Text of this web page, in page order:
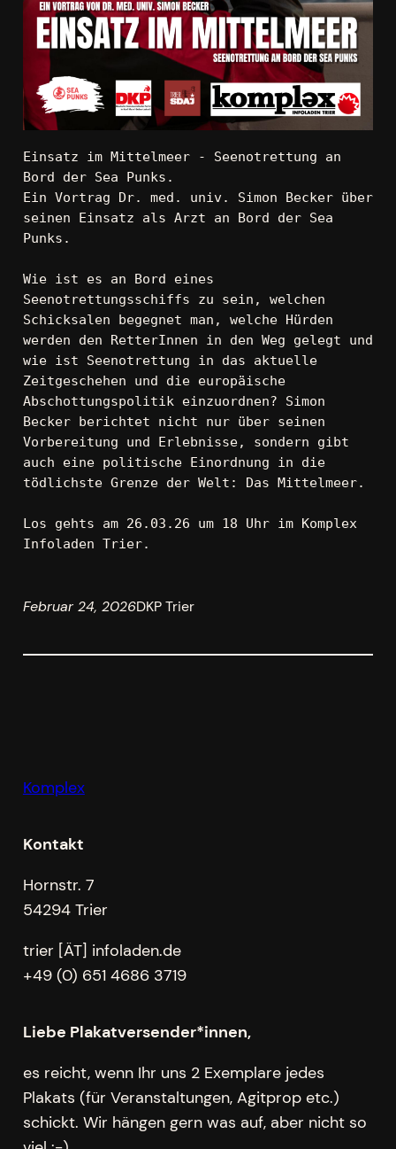
Einsatz im Mittelmeer - Seenotrettung an
Bord der Sea Punks.
Ein Vortrag Dr. med. univ. Simon Becker über
seinen Einsatz als Arzt an Bord der Sea
Punks.
Wie ist es an Bord eines
Seenotrettungsschiffs zu sein, welchen
Schicksalen begegnet man, welche Hürden
werden den RetterInnen in den Weg gelegt und
wie ist Seenotrettung in das aktuelle
Zeitgeschehen und die europäische
Abschottungspolitik einzuordnen? Simon
Becker berichtet nicht nur über seinen
Vorbereitung und Erlebnisse, sondern gibt
auch eine politische Einordnung in die
tödlichste Grenze der Welt: Das Mittelmeer.
Los gehts am 26.03.26 um 18 Uhr im Komplex
Infoladen Trier.
Februar 24, 2026DKP Trier
Komplex
Kontakt
Hornstr. 7
54294 Trier
trier [ÄT] infoladen.de
+49 (0) 651 4686 3719
Liebe Plakatversender*innen,
es reicht, wenn Ihr uns 2 Exemplare jedes
Plakats (für Veranstaltungen, Agitprop etc.)
schickt. Wir hängen gern was auf, aber nicht so